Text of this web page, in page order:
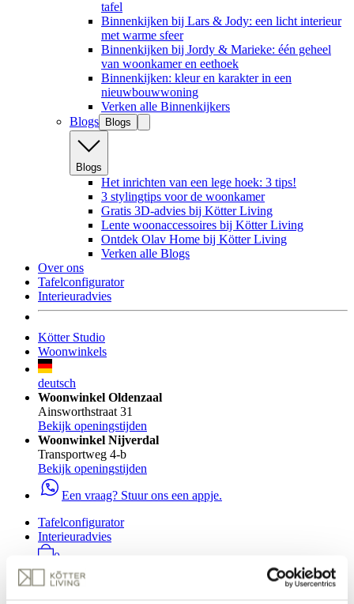
tafel
Binnenkijken bij Lars & Jody: een licht interieur
met warme sfeer
Binnenkijken bij Jordy & Marieke: één geheel
van woonkamer en eethoek
Binnenkijken: kleur en karakter in een
nieuwbouwwoning
Verken alle Binnenkijkers
Blogs
Blogs
Blogs
Het inrichten van een lege hoek: 3 tips!
3 stylingtips voor de woonkamer
Gratis 3D-advies bij Kötter Living
Lente woonaccessoires bij Kötter Living
Ontdek Olav Home bij Kötter Living
Verken alle Blogs
Over ons
Tafelconfigurator
Interieuradvies
Kötter Studio
Woonwinkels
deutsch
Woonwinkel Oldenzaal
Ainsworthstraat 31
Bekijk openingstijden
Woonwinkel Nijverdal
Transportweg 4-b
Bekijk openingstijden
Een vraag? Stuur ons een appje.
Tafelconfigurator
Interieuradvies
0